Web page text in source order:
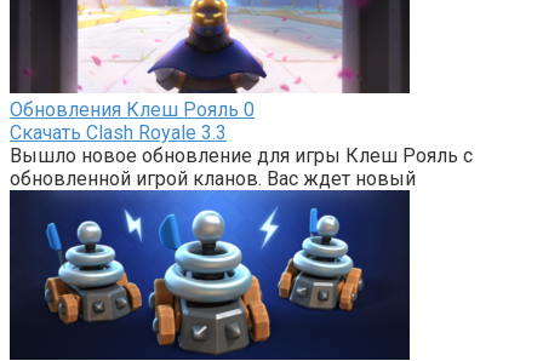
Обновления Клеш Рояль 0
Скачать Clash Royale 3.3
Вышло новое обновление для игры Клеш Рояль с
обновленной игрой кланов. Вас ждет новый